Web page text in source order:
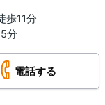
歩11分
分
電話する